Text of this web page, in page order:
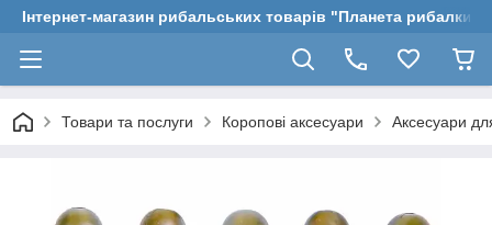
Інтернет-магазин рибальських товарів "Планета рибалки"
Товари та послуги Коропові аксесуари Аксесуари